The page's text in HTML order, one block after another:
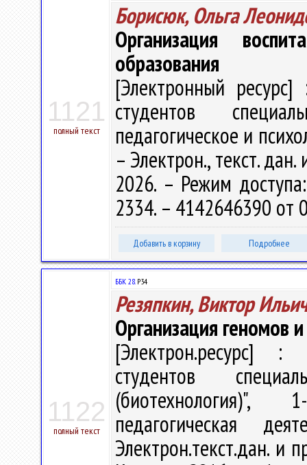
1121
полный текст
Борисюк, Ольга
Организация
образования
[Электронный ресурс]
студентов
педагогическое и
– Электрон., текст.
2026. – Режим
2334. – 4142646390 от
Добавить в корзину Подробнее
1122
полный текст
ББК 28.Р34
Резяпкин, Виктор Ильич
Организация геномов и
[Электрон.ресурс] :
студентов
(биотехнология)",
педагогическая
Электрон.текст.дан. и